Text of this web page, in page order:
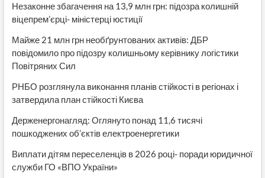
Незаконне збагачення на 13,9 млн грн: підозра колишній
віцепрем’єрці- міністерці юстиції
Майже 21 млн грн необґрунтованих активів: ДБР
повідомило про підозру колишньому керівнику логістики
Повітряних Сил
РНБО розглянула виконання планів стійкості в регіонах і
затвердила план стійкості Києва
Держенергонагляд: Оглянуто понад 11,6 тисячі
пошкоджених об’єктів електроенергетики
Виплати дітям переселенців в 2026 році- поради юридичної
служби ГО «ВПО України»